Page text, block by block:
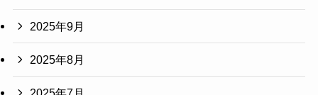
2025年9月
2025年8月